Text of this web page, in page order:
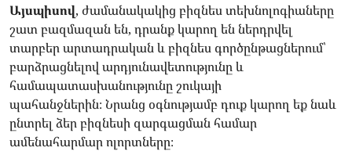
Այսպիսով, ժամանակակից բիզնես տեխնոլոգիաները
շատ բազմազան են, դրանք կարող են ներդրվել
տարբեր արտադրական և բիզնես գործընթացներում՝
բարձրացնելով արդյունավետությունը և
համապատասխանությունը շուկայի
պահանջներին։ Նրանց օգնությամբ դուք կարող եք նաև
ընտրել ձեր բիզնեսի զարգացման համար
ամենահարմար ոլորտները։